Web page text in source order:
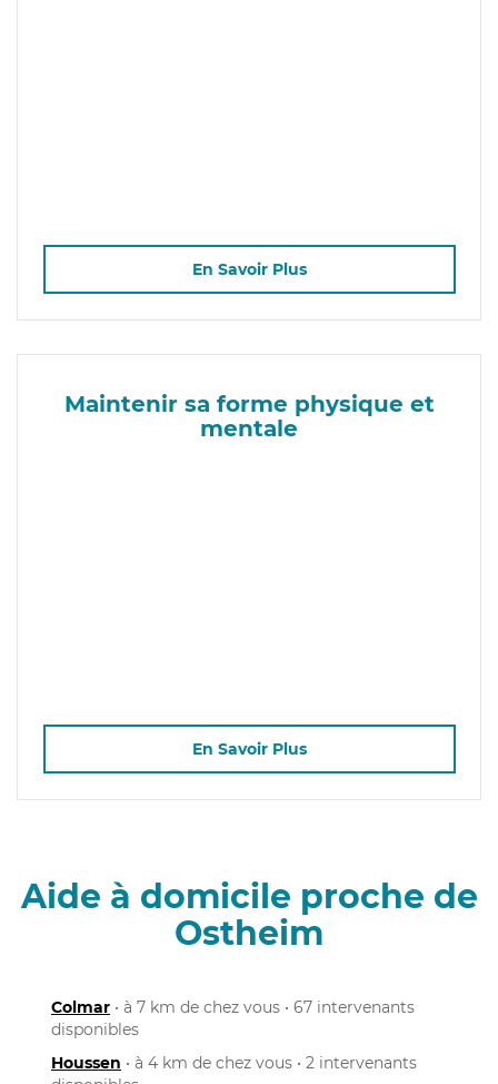
En Savoir Plus
Maintenir sa forme physique et
mentale
En Savoir Plus
Aide à domicile proche de
Ostheim
Colmar • à 7 km de chez vous • 67 intervenants
disponibles
Houssen • à 4 km de chez vous • 2 intervenants